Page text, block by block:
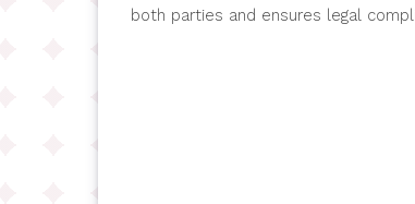
both parties and ensures legal